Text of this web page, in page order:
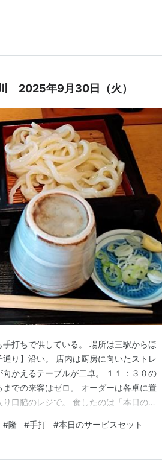
り日の照明テストに最適だったから。
ど…
2025年9月30日（火）
打ちで供している。 場所は三駅からほ
り】沿い。 店内は厨房に向いたストレ
かえるテーブルが二卓。 １１：３０の
での来客はゼロ。 オーダーは各卓に置
口脇のレジで。 食したのは「本日のサ
れている「新蕎麦」にも心惹かれたが。
待って…
#隆 #手打 #本日のサービスセット